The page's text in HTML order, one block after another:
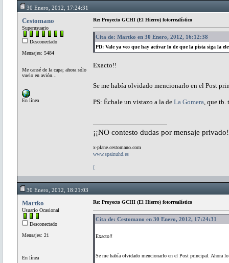
30 Enero, 2012, 17:24:31
Cestomano
Superusuario
Desconectado
Mensajes: 5484
Me cansé de la capa; ahora sólo
vuelo en avión...
En línea
Re: Proyecto GCHI (El Hierro) fotorrealístico
Cita de: Martko en 30 Enero, 2012, 16:12:38
PD: Vale ya veo que hay activar lo de que la pista siga la
Exacto!!
Se me había olvidado mencionarlo en el Post
PS: Échale un vistazo a la de La Gomera , que
¡¡NO contesto dudas por mensaje
x-plane.cestomano.com
www.spainuhd.es
[
30 Enero, 2012, 18:21:03
Martko
Usuario Ocasional
Desconectado
Mensajes: 21
En línea
Re: Proyecto GCHI (El Hierro) fotorrealístico
Cita de: Cestomano en 30 Enero, 2012, 17:24:31
Exacto!!
Se me había olvidado mencionarlo en el Post principal. Ahora